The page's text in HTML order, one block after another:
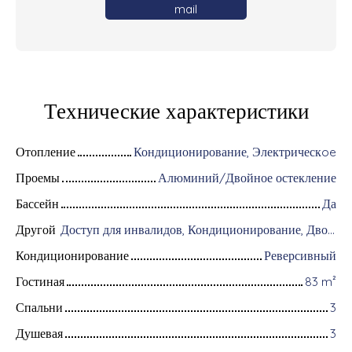
mail
Технические характеристики
Отопление
Кондиционирование, Электрическoe
Проемы
Алюминий/Двойное остекление
Бассейн
Да
Другой
Доступ для инвалидов, Кондиционирование, Дворник, Оборудование для домашней автоматизации, Оптоволоконный интернет, Хранитель, Бронированная дверь, Система охранной сигнализации, Видеофон
Кондиционирование
Реверсивный
Гостиная
83 m²
Спальни
3
Душевая
3